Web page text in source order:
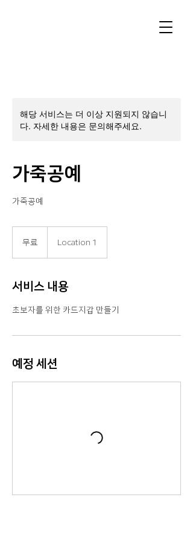
해당 서비스는 더 이상 지원되지 않습니
다. 자세한 내용은 문의해주세요.
가죽공예
가죽공예
무료 Location 1
서비스 내용
초보자를 위한 카드지갑 만들기
예정 세션